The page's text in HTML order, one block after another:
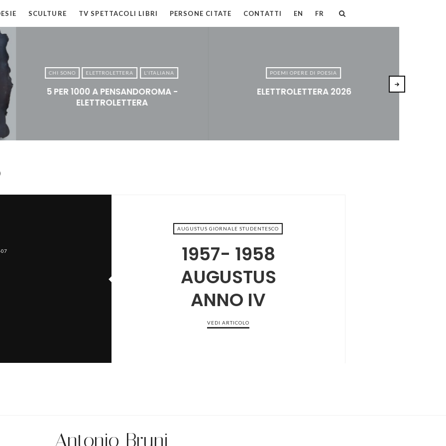
SCULTURE TV SPETTACOLI LIBRI PERSONE CITATE CONTATTI EN FR
CHI SONO ELETTROLETTERA L'ITALIANA
5 PER 1000 A PENSANDOROMA -
ELETTROLETTERA
POEMI OPERE DI POESIA
ELETTROLETTERA 2026
AUGUSTUS GIORNALE STUDENTESCO
1957- 1958
AUGUSTUS
ANNO IV
VEDI ARTICOLO
Antonio Bruni